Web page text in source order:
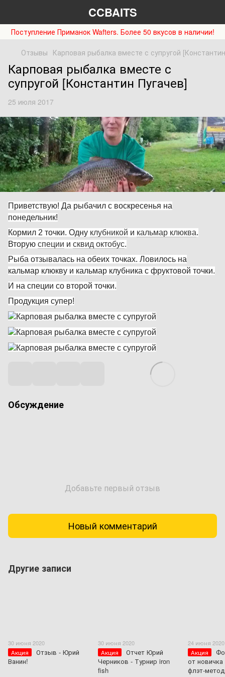
CCBAITS
Поступление Приманок Wafters. Более 50 вкусов в наличии!
Отзывы Карповая рыбалка вместе с супругой
Карповая рыбалка вместе с
супругой [Константин Пугачев]
25 июля 2017
Приветствую! Да рыбачил с воскресенья на
понедельник!
Кормил 2 точки. Одну клубникой и кальмар клюква.
Вторую специи и сквид октобус.
Рыба отзывалась на обеих точках. Ловилось на
кальмар клюкву и кальмар клубника с фруктовой точки.
И на специи со второй точки.
Продукция супер!
Обсуждение
Добавьте первый отзыв
Новый комментарий
Другие записи
30 июня 2020
Акция
Отзыв - Юрий
Ванин!
30 июня 2020
Акция
Отчет Юрий
Черников - Турнир iron
fish
24 июня 2020
Акция
от
флэт-